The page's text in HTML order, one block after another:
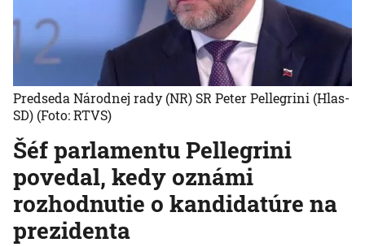
Šéf parlamentu Pellegrini
povedal, kedy oznámi
rozhodnutie o kandidatúre na
prezidenta
Predseda Národnej rady (NR) SR Peter Pellegrini (Hlas-
SD) (Foto: RTVS)